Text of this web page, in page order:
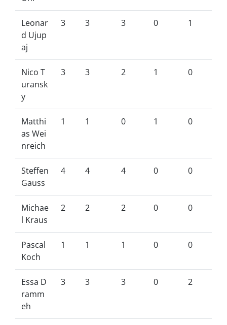
Leonar
d Ujup
aj
3 3 3 0 1
Nico T
uransk
y
3 3 2 1 0
Matthi
as Wei
nreich
1 1 0 1 0
Steffen
Gauss
4 4 4 0 0
Michae
l Kraus
2 2 2 0 0
Pascal
Koch
1 1 1 0 0
Essa D
ramm
eh
3 3 3 0 2